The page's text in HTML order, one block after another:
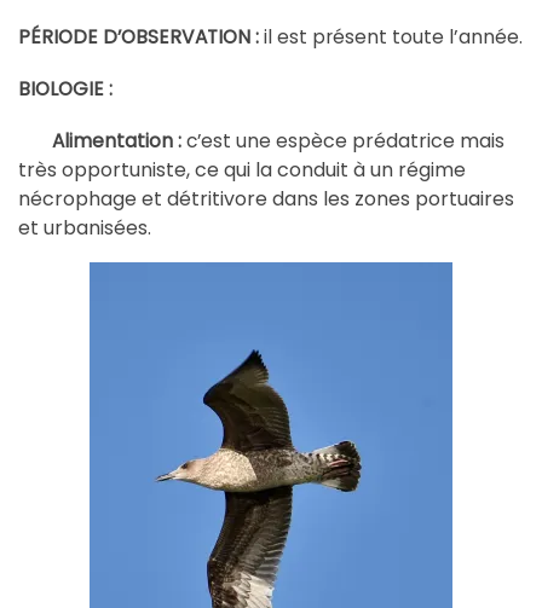
PÉRIODE D’OBSERVATION :il est présent toute l’année.
BIOLOGIE :
Alimentation :c’est une espèce prédatrice mais
très opportuniste, ce qui la conduit à un régime
nécrophage et détritivore dans les zones portuaires
et urbanisées.